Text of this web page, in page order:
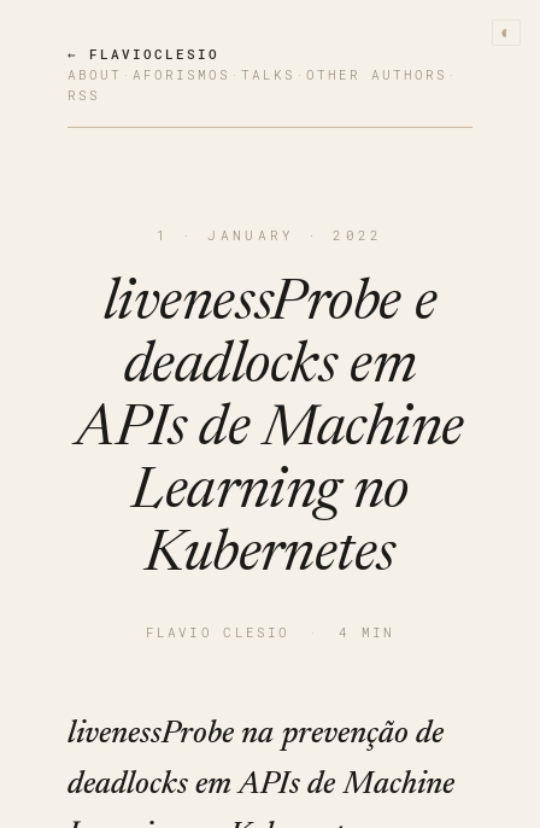
◐
← FLAVIOCLESIO
ABOUT · AFORISMOS · TALKS · OTHER AUTHORS ·
RSS
1 · JANUARY · 2022
livenessProbe e
deadlocks em
APIs de Machine
Learning no
Kubernetes
FLAVIO CLESIO · 4 MIN
livenessProbe na prevenção de
deadlocks em APIs de Machine